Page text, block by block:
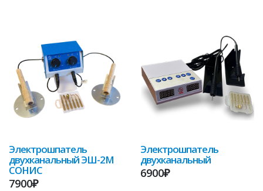
Электрошпатель
двухканальный ЭШ-2М
СОНИС
7900₽
Электрошпатель
двухканальный
6900₽